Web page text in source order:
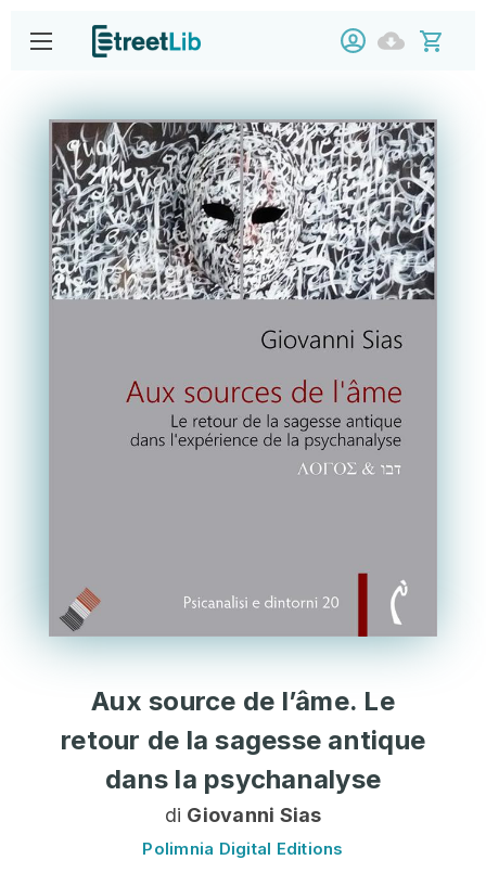
Aux source de l’âme. Le
retour de la sagesse antique
dans la psychanalyse
di Giovanni Sias
Polimnia Digital Editions